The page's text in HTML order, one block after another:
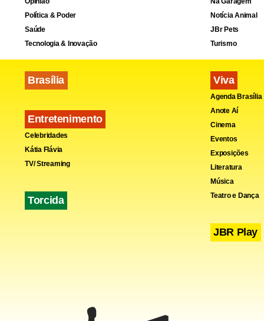
“Estamos
essas
Haddad
Política & Poder
Saúde
Tecnologia & Inovação
Brasília
Entretenimento
Celebridades
Kátia Flávia
TV/ Streaming
Torcida
Notícia Animal
JBr Pets
Turismo
Viva
Agenda Brasília
Anote Aí
Cinema
Eventos
Exposições
Literatura
Música
Teatro e Dança
JBR Play